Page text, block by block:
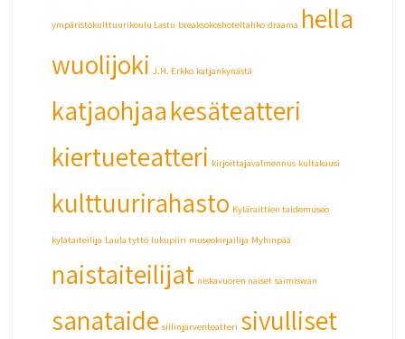
ympäristökulttuurikoulu Lastu breaksokoshoteltahko draama hella
wuolijoki J.H. Erkko katjankynästä
katjaohjaakesäteatteri
kiertueteatteri kirjoittajavalmennus kultakausi
kulttuurirahasto Kyläraittien taidemuseo
kylätaiteilija Laula tyttö lukupiiri museokirjailija Myhinpää
naistaiteilijat niskavuoren naiset saimiswan
sanataide siilinjärventeatteri sivulliset